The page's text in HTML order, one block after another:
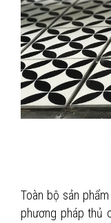
Toàn bộ sản
phương pháp thủ